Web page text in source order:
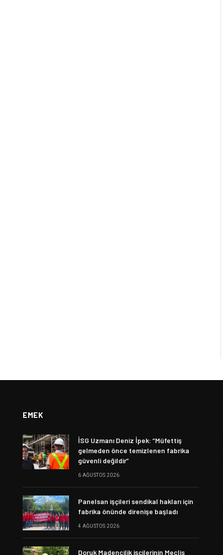
EMEK
İSG Uzmanı Deniz İpek: “Müfettiş
gelmeden önce temizlenen fabrika
güvenli değildir”
6 AĞUSTOS 2026
Panelsan işçileri sendikal hakları için
fabrika önünde direnişe başladı
4 AĞUSTOS 2026
Doruk Madencilik işçilerinin Meclis